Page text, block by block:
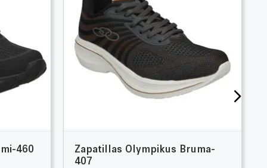
460
Zapatillas Olympikus Bruma-
407